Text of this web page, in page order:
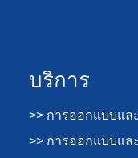
บริการ
>> การออกแบบแล
>> การออกแบบแ